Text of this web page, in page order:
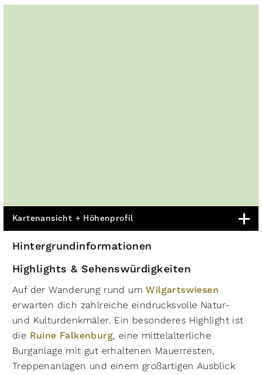
Kartenansicht + Höhenprofil
Hintergrundinformationen
Highlights & Sehenswürdigkeiten
Auf der Wanderung rund umWilgartswiesen
erwarten dich zahlreiche eindrucksvolle Natur-
und Kulturdenkmäler. Ein besonderes Highlight ist
die Ruine Falkenburg, eine mittelalterliche
Burganlage mit gut erhaltenen Mauerresten,
Treppenanlagen und einem großartigen Ausblick